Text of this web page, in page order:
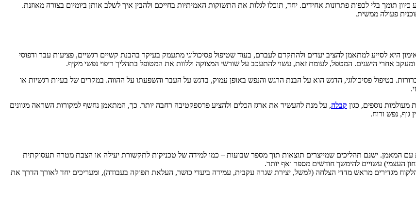
תומך בלי לכפות פתרונות אחידים. יחד, תוכלו לגלות את התשוקות האמיתיות בחייכם ולהבין איך לשלב אותן ביומיום בצורה מאוזנת.
פעולה ממשית.
היא לסייע למתאמן להציב יעדים ולהתקדם לעברם, בעוד שטיפול פסיכולוגי מתעמק בעיקר בהבנת קשיים רגשיים, פציעות עבר ודפוסי
אחרי הישגים. המטפל, לעומת זאת, עשוי להתעכב על שורשי המצוקה וללוות את המטופל בתהליך ריפוי נפשי מקיף.
בטיפול פסיכולוגי, הדגש הוא על הבנת הרגש והנפש באופן עמוק, בדגש על העבר והשפעתו על ההווה. במקרים של בעיות רגשיות או
נוספים, כגון קבלה, על מנת להעשיר את ארגז הכלים ולהציע פרספקטיבה רחבה יותר. כך, המתאמן נחשף למקורות השראה מגוונים
נפש ורוח.
עם המאמן. ישנם תהליכים שמייצרים תוצאות תוך מספר שבועות – כמו למידה של טכניקות לתקשורת יעילה או הצבת מטרה תעסוקתית
העצמי) עשויים להימשך חודשים מספר ואף יותר.
מגדירים מראש מדדי הצלחה (למשל, יצירת שגרה עקבית, עמידה ביעדי כושר, העלאת תפוקה בעבודה), ומעריכים יחד לאורך הדרך את